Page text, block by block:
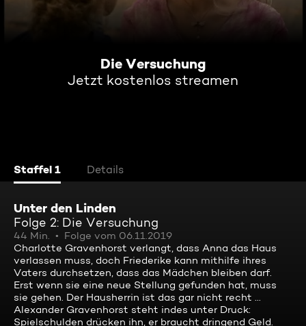
Die Versuchung
Jetzt kostenlos streamen
Staffel 1 Details
Unter den Linden
Folge 2: Die Versuchung
44 Min.
Folge vom 06.11.2019
Charlotte Gravenhorst verlangt, dass Anna das Haus
verlassen muss, doch Friederike kann mithilfe ihres
Vaters durchsetzen, dass das Mädchen bleiben darf.
Erst wenn sie eine neue Stellung gefunden hat, muss
sie gehen. Der Hausherrin ist das gar nicht recht ...
Alexander Gravenhorst steht indes unter Druck:
Spielschulden drücken ihn, er braucht dringend Geld.